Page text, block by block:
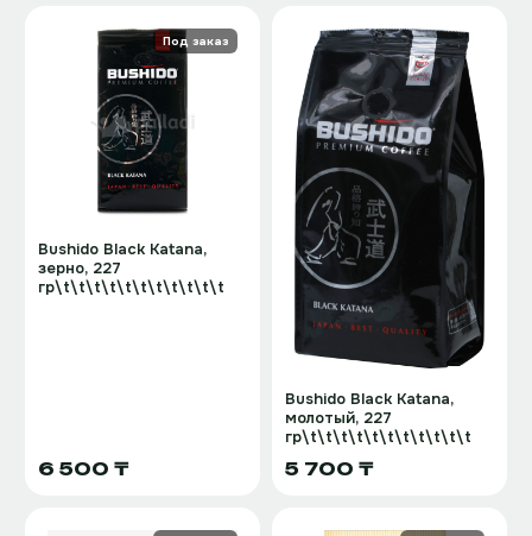
Под заказ
Bushido Black Katana,
зерно, 227
гр\t\t\t\t\t\t\t\t\t\t\t
6 500 ₸
Bushido Black Katana,
молотый, 227
гр\t\t\t\t\t\t\t\t\t\t\t
5 700 ₸